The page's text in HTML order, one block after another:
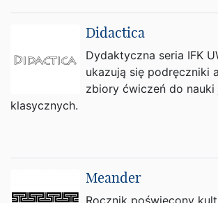
Didactica
Dydaktyczna seria IFK
ukazują się podręczniki
zbiory ćwiczeń do
klasycznych.
Meander
Rocznik poświęcony